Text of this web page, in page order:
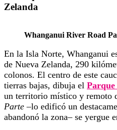
Zelanda
Whanganui River Road
En la Isla Norte, Whanganui
de Nueva Zelanda, 290
colonos. El centro de este
tierras bajas, dibuja el
un territorio místico y remoto
Parte –lo edificó un
abandonó la zona– se yergue